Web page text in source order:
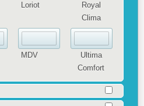
Loriot
MDV
Royal
Clima
Ultima
Comfort